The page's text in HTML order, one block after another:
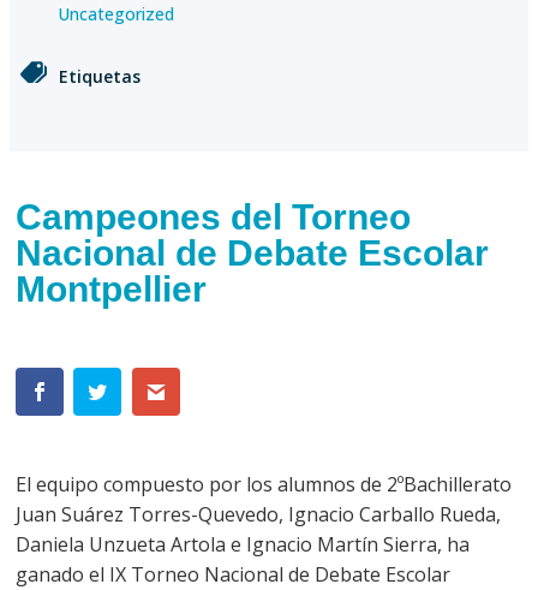
Uncategorized
Etiquetas
Campeones del Torneo
Nacional de Debate Escolar
Montpellier
El equipo compuesto por los alumnos de 2ºBachillerato
Juan Suárez Torres-Quevedo, Ignacio Carballo Rueda,
Daniela Unzueta Artola e Ignacio Martín Sierra, ha
ganado el IX Torneo Nacional de Debate Escolar